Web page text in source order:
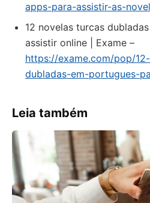
apps-para-assistir-as-
12 novelas turcas
assistir online | Exame –
https://exame.com/pop/
dubladas-em-portugues-
Leia também